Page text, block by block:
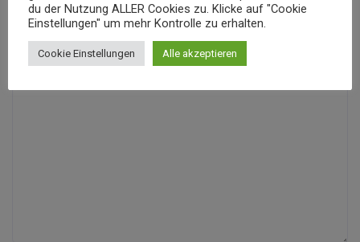
du der Nutzung ALLER Cookies zu. Klicke auf "Cookie
Einstellungen" um mehr Kontrolle zu erhalten.
Cookie Einstellungen Alle akzeptieren